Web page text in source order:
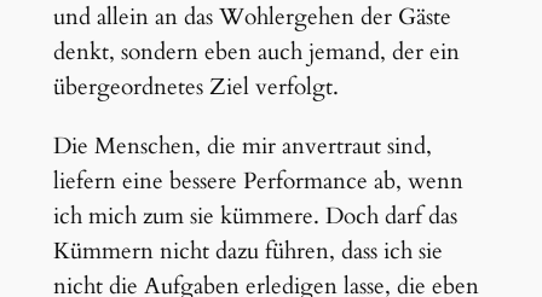
und allein an das Wohlergehen der Gäste
denkt, sondern eben auch jemand, der ein
übergeordnetes Ziel verfolgt.
Die Menschen, die mir anvertraut sind,
liefern eine bessere Performance ab, wenn
ich mich zum sie kümmere. Doch darf das
Kümmern nicht dazu führen, dass ich sie
nicht die Aufgaben erledigen lasse, die eben